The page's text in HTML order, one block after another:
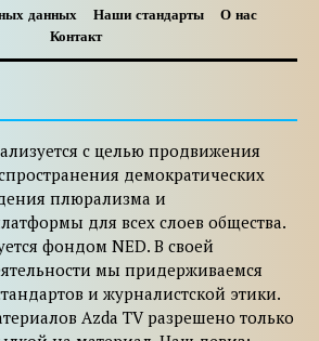
данных Наши стандарты
О нас
Контакт
с целью продвижения
демократических
плюрализма и
для всех слоев общества.
фондом NED. В своей
мы придерживаемся
и журналистской этики.
Azda TV разрешено только